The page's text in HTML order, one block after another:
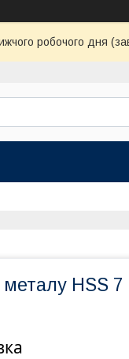
робочого дня
HSS